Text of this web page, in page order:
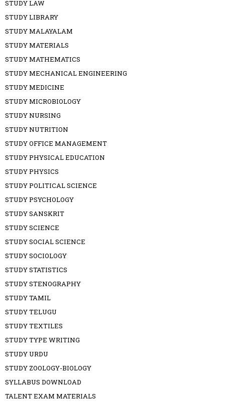
STUDY LAW
STUDY LIBRARY
STUDY MALAYALAM
STUDY MATERIALS
STUDY MATHEMATICS
STUDY MECHANICAL ENGINEERING
STUDY MEDICINE
STUDY MICROBIOLOGY
STUDY NURSING
STUDY NUTRITION
STUDY OFFICE MANAGEMENT
STUDY PHYSICAL EDUCATION
STUDY PHYSICS
STUDY POLITICAL SCIENCE
STUDY PSYCHOLOGY
STUDY SANSKRIT
STUDY SCIENCE
STUDY SOCIAL SCIENCE
STUDY SOCIOLOGY
STUDY STATISTICS
STUDY STENOGRAPHY
STUDY TAMIL
STUDY TELUGU
STUDY TEXTILES
STUDY TYPE WRITING
STUDY URDU
STUDY ZOOLOGY-BIOLOGY
SYLLABUS DOWNLOAD
TALENT EXAM MATERIALS